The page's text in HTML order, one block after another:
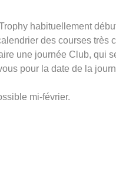
habituellement
des courses très
une journée Club, qui
pour la date de la
mi-février.